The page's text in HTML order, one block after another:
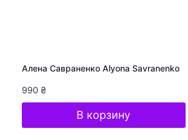
Алена Савраненко Alyona Savranenko
990 ₴
В корзину